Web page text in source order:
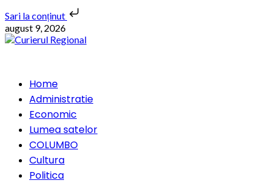
Sari la conținut
Skip
to
august 9, 2026
PrimaryHome
Administratie
Economic
Lumea satelor
COLUMBO
Cultura
Politica